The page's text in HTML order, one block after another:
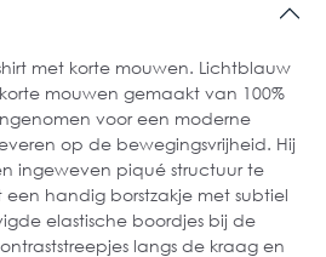
met korte mouwen. Lichtblauw
mouwen gemaakt van 100%
voor een moderne
op de bewegingsvrijheid. Hij
ingeweven piqué structuur te
een handig borstzakje met subtiel
elastische boordjes bij de
langs de kraag en